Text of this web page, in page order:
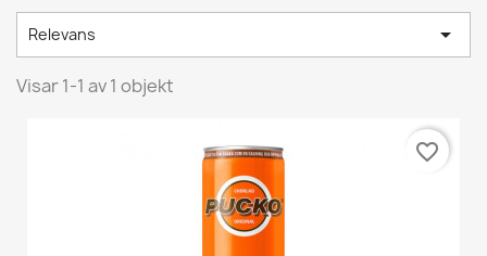
Relevans 
Visar 1-1 av 1 objekt
favorite_border